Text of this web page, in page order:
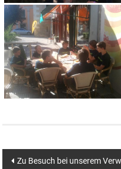
Zu Besuch bei unserem